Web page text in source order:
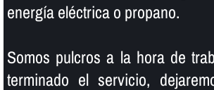
energí­a eléctrica o propano.
Somos pulcros a la hora de
terminado el servicio,